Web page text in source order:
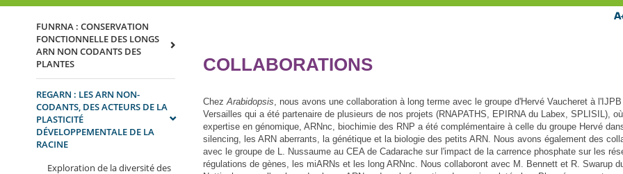
COLLABORATIONS
Chez Arabidopsis , nous avons une collaboration à long terme avec le groupe d'Hervé Vaucheret à
Versailles qui a été partenaire de plusieurs de nos projets (RNAPATHS, EPIRNA du Labex, SPLISIL),
expertise en génomique, ARNnc, biochimie des RNP a été complémentaire à celle du groupe Hervé
silencing, les ARN aberrants, la génétique et la biologie des petits ARN. Nous avons également des
avec le groupe de L. Nussaume au CEA de Cadarache sur l'impact de la carrence phosphate sur les
régulations de gènes, les miARNs et les long ARNnc. Nous collaboront avec M. Bennett et R. Swarup
FUNRNA : CONSERVATION
FONCTIONNELLE DES LONGS
ARN NON CODANTS DES
PLANTES
REGARN : LES ARN NON-
CODANTS, DES ACTEURS DE LA
PLASTICITÉ
DÉVELOPPEMENTALE DE LA
RACINE
Exploration de la diversité des